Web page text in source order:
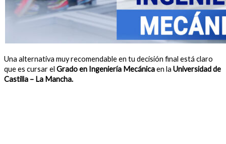
Una alternativa muy recomendable en tu decisión final está claro
que es cursar el Grado en Ingeniería Mecánicaen la Universidad de
Castilla – La Mancha.